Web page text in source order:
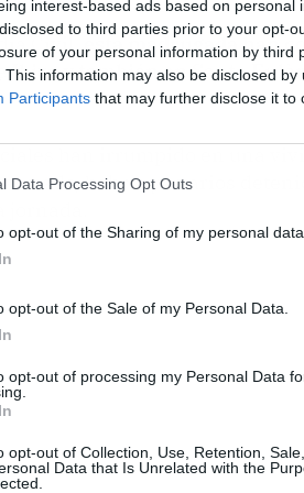
interest-based ads based on personal
to third parties prior to your opt-
of your personal information by third
This information may also be disclosed
Participants that may further disclose it to
Data Processing Opt Outs
opt-out of the Sharing of my personal data.
opt-out of the Sale of my Personal Data.
opt-out of processing my Personal Data
opt-out of Collection, Use, Retention,
Data that Is Unrelated with the
Civil,esta madrugada han
y también en Santa
han irrumpido en una
habría ya varios